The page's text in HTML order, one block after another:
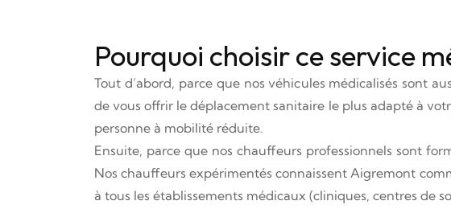
Pourquoi choisir ce service
Tout d’abord, parce que nos véhicules médicalisés sont
de vous offrir le déplacement sanitaire le plus adapté à
personne à mobilité réduite.
Ensuite, parce que nos chauffeurs professionnels sont
Nos chauffeurs expérimentés connaissent Aigremont
à tous les établissements médicaux (cliniques, centres de